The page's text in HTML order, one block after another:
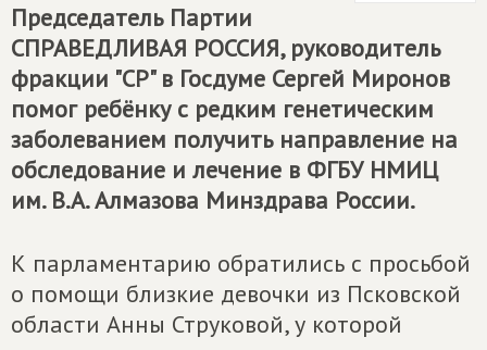
Председатель Партии
СПРАВЕДЛИВАЯ РОССИЯ, руководитель
фракции "СР" в Госдуме Сергей Миронов
помог ребёнку с редким генетическим
заболеванием получить направление на
обследование и лечение в ФГБУ НМИЦ
им. В.А. Алмазова Минздрава России.
К парламентарию обратились с просьбой
о помощи близкие девочки из Псковской
области Анны Струковой, у которой